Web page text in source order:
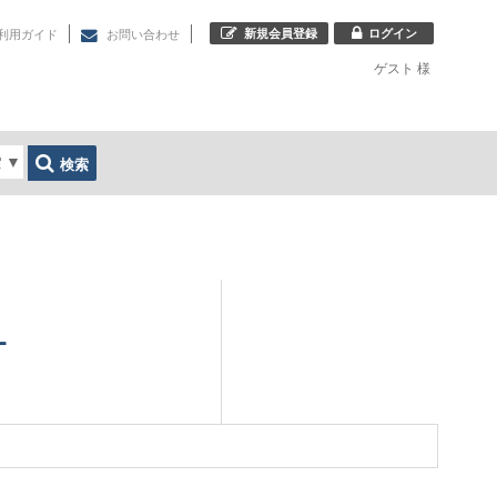
用ガイド お問い合わせ 新規会員登録 ログイン
ゲスト 様
▼ 検索